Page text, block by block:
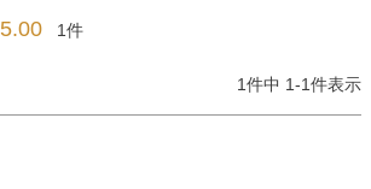
5.00 1
1件中 1-1件表示